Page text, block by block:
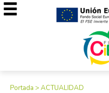
Portada >ACTUALIDAD